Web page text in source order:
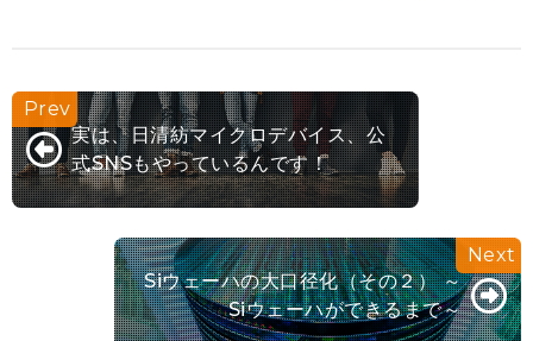
実は、日清紡マイクロデバイス、公
式SNSもやっているんです！
Siウェーハの大口径化（その２） ～
Siウェーハができるまで～